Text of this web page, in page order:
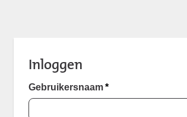
Inloggen
Gebruikersnaam *